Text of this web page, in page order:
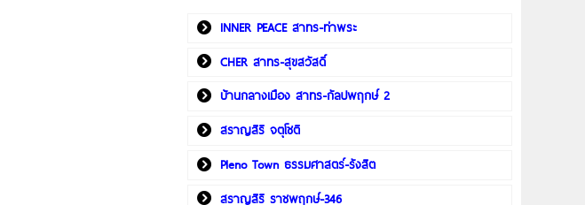
INNER PEACE สาทร-ท่าพระ
CHER สาทร-สุขสวัสดิ์
บ้านกลางเมือง สาทร-กัลปพฤกษ์ 2
สราญสิริ จตุโชติ
Pleno Town ธรรมศาสตร์-รังสิต
สราญสิริ ราชพฤกษ์-346